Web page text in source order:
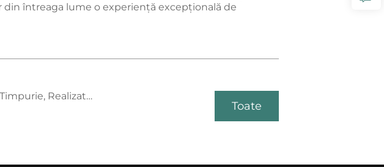
din întreaga lume o experiență excepțională de
pentru un Stil Iconic
Toate